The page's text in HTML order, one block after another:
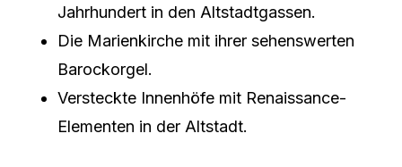
Jahrhundert in den Altstadtgassen.
Die Marienkirche mit ihrer sehenswerten
Barockorgel.
Versteckte Innenhöfe mit Renaissance-
Elementen in der Altstadt.